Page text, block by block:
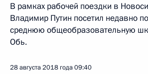
В рамках рабочей поездки в
Владимир Путин посетил недавно
среднюю общеобразовательную
Обь.
28 августа 2018 года09:40